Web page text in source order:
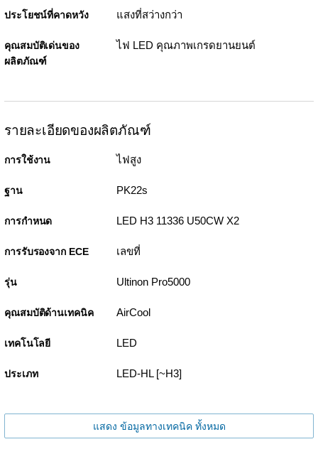
ประโยชน์ที่คาดหวัง แสงที่สว่างกว่า
คุณสมบัติเด่นของ
ผลิตภัณฑ์
ไฟ LED คุณภาพเกรดยานยนต์
รายละเอียดของผลิตภัณฑ์
การใช้งาน ไฟสูง
ฐาน PK22s
การกำหนด LED H3 11336 U50CW X2
การรับรองจาก ECE เลขที่
รุ่น Ultinon Pro5000
คุณสมบัติด้านเทคนิค AirCool
เทคโนโลยี LED
ประเภท LED-HL [~H3]
แสดง ข้อมูลทางเทคนิค ทั้งหมด